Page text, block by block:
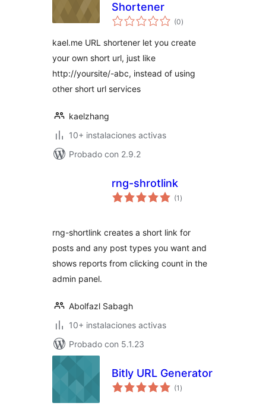
Shortener
(0evaluación
total
)
kael.me URL shortener let you create
your own short url, just like
http://yoursite/-abc, instead of using
other short url services
kaelzhang
10+ instalaciones activas
Probado con 2.9.2
rng-shrotlink
(1 evaluación
total
)
rng-shortlink creates a short link for
posts and any post types you want and
shows reports from clicking count in the
admin panel.
Abolfazl Sabagh
10+ instalaciones activas
Probado con 5.1.23
Bitly URL Generator
(1 evaluación
total
)